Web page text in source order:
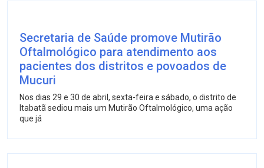
Secretaria de Saúde promove Mutirão
Oftalmológico para atendimento aos
pacientes dos distritos e povoados de
Mucuri
Nos dias 29 e 30 de abril, sexta-feira e sábado, o distrito de
Itabatã sediou mais um Mutirão Oftalmológico, uma ação
que já